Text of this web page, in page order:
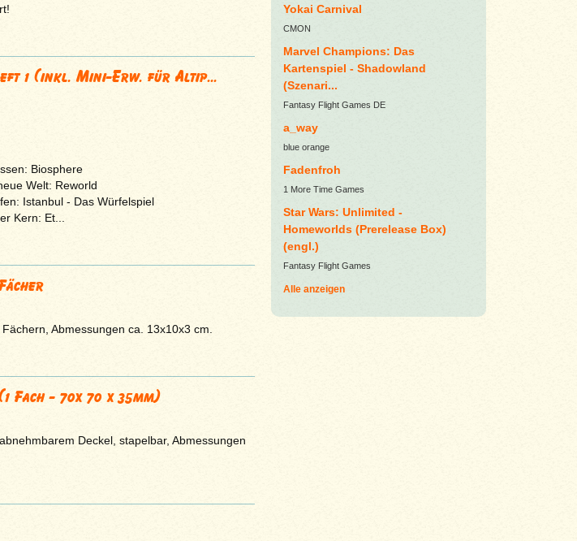
1 (inkl. Mini-Erw. für Altip...
Biosphere
Welt: Reworld
Istanbul - Das Würfelspiel
Kern: Et...
Abmessungen ca. 13x10x3 cm.
Fach - 70x 70 x 35mm)
Deckel, stapelbar, Abmessungen
Yokai Carnival
CMON
Marvel Champions: Das
Kartenspiel - Shadowland
(Szenari...
Fantasy Flight Games DE
a_way
blue orange
Fadenfroh
1 More Time Games
Star Wars: Unlimited -
Homeworlds (Prerelease Box)
(engl.)
Fantasy Flight Games
Alle anzeigen